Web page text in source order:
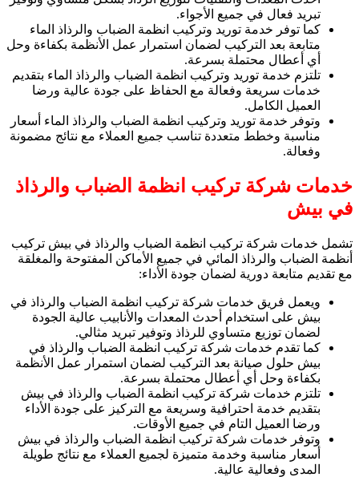
تبريد فعال في جميع الأجواء.
كما توفر خدمة توريد وتركيب انظمة الضباب والرذاذ الماء
متابعة بعد التركيب لضمان استمرار عمل الأنظمة بكفاءة وحل
أي أعطال محتملة بسرعة.
تلتزم خدمة توريد وتركيب انظمة الضباب والرذاذ الماء بتقديم
خدمات سريعة وفعالة مع الحفاظ على جودة عالية ورضا
العميل الكامل.
وتوفر خدمة توريد وتركيب انظمة الضباب والرذاذ الماء أسعار
مناسبة وخطط متعددة تناسب جميع العملاء مع نتائج مضمونة
وفعالة.
خدمات شركة تركيب انظمة الضباب والرذاذ
في بيش
تشمل خدمات شركة تركيب انظمة الضباب والرذاذ في بيش تركيب
أنظمة الضباب والرذاذ المائي في جميع الأماكن المفتوحة والمغلقة
مع تقديم متابعة دورية لضمان جودة الأداء:
ويعمل فريق خدمات شركة تركيب انظمة الضباب والرذاذ في
بيش على استخدام أحدث المعدات والأنابيب عالية الجودة
لضمان توزيع متساوي للرذاذ وتوفير تبريد مثالي.
كما تقدم خدمات شركة تركيب انظمة الضباب والرذاذ في
بيش حلول صيانة بعد التركيب لضمان استمرار عمل الأنظمة
بكفاءة وحل أي أعطال محتملة بسرعة.
تلتزم خدمات شركة تركيب انظمة الضباب والرذاذ في بيش
بتقديم خدمة احترافية وسريعة مع التركيز على جودة الأداء
ورضا العميل التام في جميع الأوقات.
وتوفر خدمات شركة تركيب انظمة الضباب والرذاذ في بيش
أسعار مناسبة وخدمة متميزة لجميع العملاء مع نتائج طويلة
المدى وفعالية عالية.